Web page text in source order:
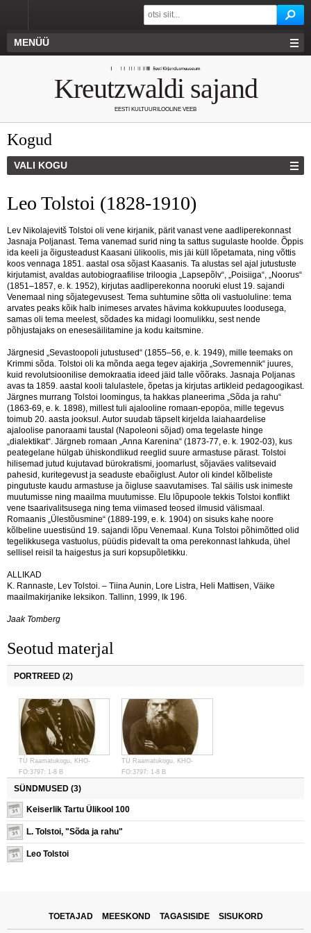
MENÜÜ
Kreutzwaldi sajand
EESTI KULTUURILOOLINE VEEB
Kogud
VALI KOGU
Leo Tolstoi (1828-1910)
Lev Nikolajevitš Tolstoi oli vene kirjanik, pärit vanast vene aadliperekonnast
Jasnaja Poljanast. Tema vanemad surid ning ta sattus sugulaste hoolde. Õppis
ida keeli ja õigusteadust Kaasani ülikoolis, mis jäi küll lõpetamata, ning võttis
koos vennaga 1851. aastal osa sõjast Kaasanis. Ta alustas sel ajal jutustuste
kirjutamist, avaldas autobiograafilise triloogia „Lapsepõlv“, „Poisiiga“, „Noorus“
(1851–1857, e. k. 1952), kirjutas aadliperekonna nooruki elust 19. sajandi
Venemaal ning sõjategevusest. Tema suhtumine sõtta oli vastuoluline: tema
arvates peaks kõik halb inimeses arvates hävima kokkupuutes loodusega,
samas oli tema meelest, sõdades ka midagi loomulikku, sest nende
põhjustajaks on enesesäilitamine ja kodu kaitsmine.
Järgnesid „Sevastoopoli jutustused“ (1855–56, e. k. 1949), mille teemaks on
Krimmi sõda. Tolstoi oli ka mõnda aega tegev ajakirja „Sovremennik“ juures,
kuid revolutsioonilise demokraatia ideed jäid talle võõraks. Jasnaja Poljanas
avas ta 1859. aastal kooli talulastele, õpetas ja kirjutas artikleid pedagoogikast.
Järgnes murrang Tolstoi loomingus, ta hakkas planeerima „Sõda ja rahu“
(1863-69, e. k. 1898), millest tuli ajalooline romaan-epopöa, mille tegevus
toimub 20. aasta jooksul. Autor suudab täpselt kirjelda laiahaardelise
ajaloolise panoraami taustal (Napoleoni sõjad) oma tegelaste hinge
„dialektikat“. Järgneb romaan „Anna Karenina“ (1873-77, e. k. 1902-03), kus
peategelane hülgab ühiskondlikud reeglid suure armastuse pärast. Tolstoi
hilisemad jutud kujutavad bürokratismi, joomarlust, sõjaväes valitsevaid
pahesid, kuritegevust ja seaduste ebaõiglust. Autor oli kindel kõlbeliste
pingutuste kaudu armastuse ja õigluse saavutamises. Tal säilis usk inimeste
muutumisse ning maailma muutumisse. Elu lõpupoole tekkis Tolstoi konflikt
vene tsaarivalitsusega ning tema viimased teosed ilmusid välismaal.
Romaanis „Ülestõusmine“ (1889-199, e. k. 1904) on sisuks kahe noore
kõlbeline uuestisünd 19. sajandi lõpu Venemaal. Kuna Tolstoi põhimõtted olid
tegelikkusega vastuolus, püüdis pidevalt ta oma perekonnast lahkuda, ühel
sellisel reisil ta haigestus ja suri kopsupõletikku.
ALLIKAD
K. Rannaste, Lev Tolstoi. – Tiina Aunin, Lore Listra, Heli Mattisen, Väike
maailmakirjanike leksikon. Tallinn, 1999, lk 196.
Jaak Tomberg
Seotud materjal
PORTREED (2)
TÜ Raamatukogu, KHO-
FO:3797: 1-8 B
TÜ Raamatukogu, KHO-
FO:3797: 1-8 B
SÜNDMUSED (3)
Keiserlik Tartu Ülikool 100
L. Tolstoi, "Sõda ja rahu"
Leo Tolstoi
TOETAJAD MEESKOND TAGASISIDE SISUKORD